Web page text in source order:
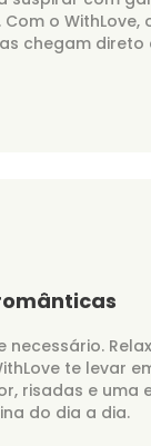
o WithLove,
chegam direto
necessário.
te levar
risadas e uma
do dia a dia.